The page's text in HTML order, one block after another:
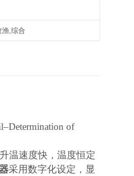
,综合
of
温速度快，温度恒定
采用数字化设定，显